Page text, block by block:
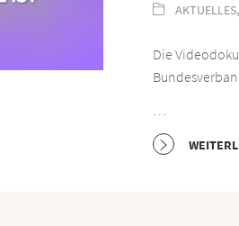
AKTUELLES
Die
…